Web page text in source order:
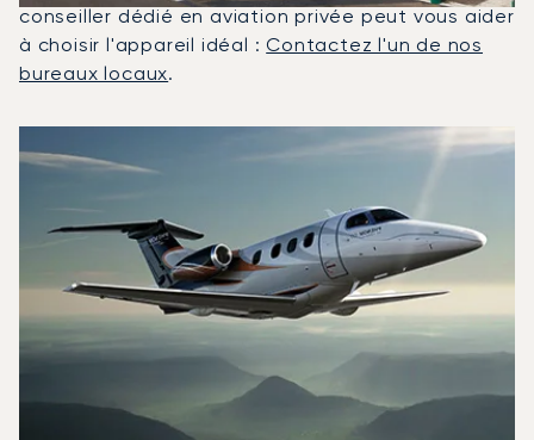
conseiller dédié en aviation privée peut vous aider
à choisir l'appareil idéal :Contactez l'un de nos
bureaux locaux.
Modèle d'aéronef
Vitesse (km/h)